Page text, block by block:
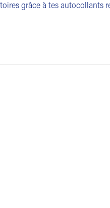
grâce à tes autocollants